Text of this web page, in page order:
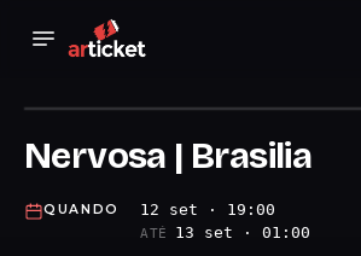
Nervosa | Brasilia
QUANDO 12 set · 19:00
ATÉ 13 set · 01:00